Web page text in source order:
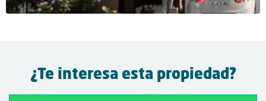
¿Te interesa esta propiedad?